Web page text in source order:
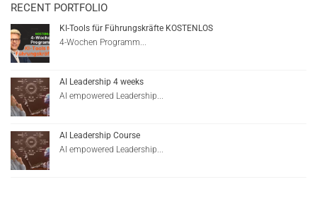
RECENT PORTFOLIO
KI-Tools für Führungskräfte KOSTENLOS
4-Wochen Programm...
AI Leadership 4 weeks
AI empowered Leadership...
AI Leadership Course
AI empowered Leadership...